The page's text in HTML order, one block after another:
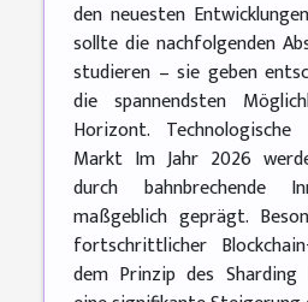
den neuesten
sollte die nachfolgenden
studieren – sie geben
die spannendsten
Horizont.
Markt Im Jahr 2026
durch bahnbrechende
maßgeblich geprägt.
fortschrittlicher
dem Prinzip des Sharding